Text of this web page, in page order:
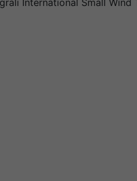
International Small Wind